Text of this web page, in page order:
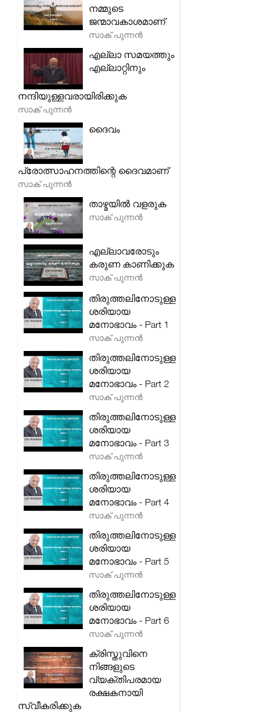
നമ്മുടെ
ജന്മാവകാശമാണ്
സാക് പുന്നൻ
എല്ലാ സമയത്തും
എല്ലാറ്റിനും
നന്ദിയുള്ളവരായിരിക്കുക
സാക് പുന്നൻ
ദൈവം
പ്രോത്സാഹനത്തിന്റെ ദൈവമാണ്
സാക് പുന്നൻ
താഴ്മയിൽ വളരുക
സാക് പുന്നൻ
എല്ലാവരോടും
കരുണ കാണിക്കുക
സാക് പുന്നൻ
തിരുത്തലിനോടുള്ള
ശരിയായ
മനോഭാവം - Part 1
സാക് പുന്നൻ
തിരുത്തലിനോടുള്ള
ശരിയായ
മനോഭാവം - Part 2
സാക് പുന്നൻ
തിരുത്തലിനോടുള്ള
ശരിയായ
മനോഭാവം - Part 3
സാക് പുന്നൻ
തിരുത്തലിനോടുള്ള
ശരിയായ
മനോഭാവം - Part 4
സാക് പുന്നൻ
തിരുത്തലിനോടുള്ള
ശരിയായ
മനോഭാവം - Part 5
സാക് പുന്നൻ
തിരുത്തലിനോടുള്ള
ശരിയായ
മനോഭാവം - Part 6
സാക് പുന്നൻ
ക്രിസ്തുവിനെ
നിങ്ങളുടെ
വ്യക്തിപരമായ
രക്ഷകനായി
സ്വീകരിക്കുക